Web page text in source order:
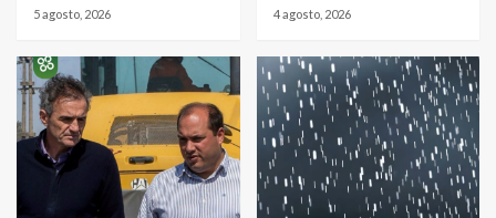
5 agosto, 2026 4 agosto, 2026
Identidad de los adolescentes
pampeanos que fueron
protagonistas del fatal accidente
en la mañana del lunes